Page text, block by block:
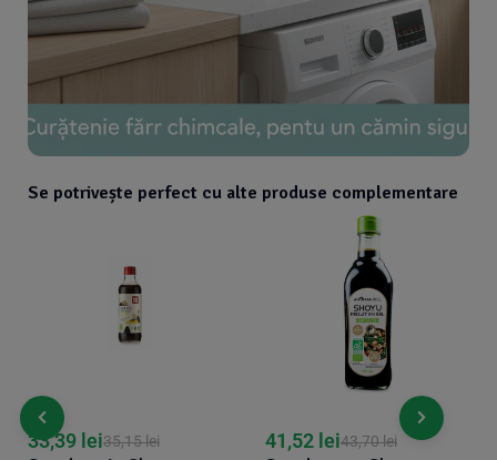
Se potrivește perfect cu alte produse complementare
35,15lei
33,39 lei 43,70lei
41,52 lei